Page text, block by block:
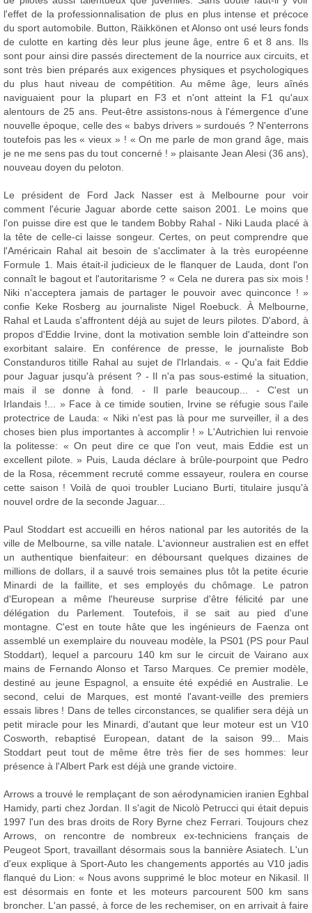
l'effet de la professionnalisation de plus en plus intense et précoce
du sport automobile. Button, Räikkönen et Alonso ont usé leurs fonds
de culotte en karting dès leur plus jeune âge, entre 6 et 8 ans. Ils
sont pour ainsi dire passés directement de la nourrice aux circuits, et
sont très bien préparés aux exigences physiques et psychologiques
du plus haut niveau de compétition. Au même âge, leurs aînés
naviguaient pour la plupart en F3 et n'ont atteint la F1 qu'aux
alentours de 25 ans. Peut-être assistons-nous à l'émergence d'une
nouvelle époque, celle des « babys drivers » surdoués ? N'enterrons
toutefois pas les « vieux » ! « On me parle de mon grand âge, mais
je ne me sens pas du tout concerné ! » plaisante Jean Alesi (36 ans),
nouveau doyen du peloton.
Le président de Ford Jack Nasser est à Melbourne pour voir
comment l'écurie Jaguar aborde cette saison 2001. Le moins que
l'on puisse dire est que le tandem Bobby Rahal - Niki Lauda placé à
la tête de celle-ci laisse songeur. Certes, on peut comprendre que
l'Américain Rahal ait besoin de s'acclimater à la très européenne
Formule 1. Mais était-il judicieux de le flanquer de Lauda, dont l'on
connaît le bagout et l'autoritarisme ? « Cela ne durera pas six mois !
Niki n'acceptera jamais de partager le pouvoir avec quinconce ! »
confie Keke Rosberg au journaliste Nigel Roebuck. À Melbourne,
Rahal et Lauda s'affrontent déjà au sujet de leurs pilotes. D'abord, à
propos d'Eddie Irvine, dont la motivation semble loin d'atteindre son
exorbitant salaire. En conférence de presse, le journaliste Bob
Constanduros titille Rahal au sujet de l'Irlandais. « - Qu'a fait Eddie
pour Jaguar jusqu'à présent ? - Il n'a pas sous-estimé la situation,
mais il se donne à fond. - Il parle beaucoup... - C'est un
Irlandais !... » Face à ce timide soutien, Irvine se réfugie sous l'aile
protectrice de Lauda: « Niki n'est pas là pour me surveiller, il a des
choses bien plus importantes à accomplir ! » L'Autrichien lui renvoie
la politesse: « On peut dire ce que l'on veut, mais Eddie est un
excellent pilote. » Puis, Lauda déclare à brûle-pourpoint que Pedro
de la Rosa, récemment recruté comme essayeur, roulera en course
cette saison ! Voilà de quoi troubler Luciano Burti, titulaire jusqu'à
nouvel ordre de la seconde Jaguar...
Paul Stoddart est accueilli en héros national par les autorités de la
ville de Melbourne, sa ville natale. L'avionneur australien est en effet
un authentique bienfaiteur: en déboursant quelques dizaines de
millions de dollars, il a sauvé trois semaines plus tôt la petite écurie
Minardi de la faillite, et ses employés du chômage. Le patron
d'European a même l'heureuse surprise d'être félicité par une
délégation du Parlement. Toutefois, il se sait au pied d'une
montagne. C'est en toute hâte que les ingénieurs de Faenza ont
assemblé un exemplaire du nouveau modèle, la PS01 (PS pour Paul
Stoddart), lequel a parcouru 140 km sur le circuit de Vairano aux
mains de Fernando Alonso et Tarso Marques. Ce premier modèle,
destiné au jeune Espagnol, a ensuite été expédié en Australie. Le
second, celui de Marques, est monté l'avant-veille des premiers
essais libres ! Dans de telles circonstances, se qualifier sera déjà un
petit miracle pour les Minardi, d'autant que leur moteur est un V10
Cosworth, rebaptisé European, datant de la saison 99... Mais
Stoddart peut tout de même être très fier de ses hommes: leur
présence à l'Albert Park est déjà une grande victoire.
Arrows a trouvé le remplaçant de son aérodynamicien iranien Eghbal
Hamidy, parti chez Jordan. Il s'agit de Nicolò Petrucci qui était depuis
1997 l'un des bras droits de Rory Byrne chez Ferrari. Toujours chez
Arrows, on rencontre de nombreux ex-techniciens français de
Peugeot Sport, travaillant désormais sous la bannière Asiatech. L'un
d'eux explique à Sport-Auto les changements apportés au V10 jadis
flanqué du Lion: « Nous avons supprimé le bloc moteur en Nikasil. Il
est désormais en fonte et les moteurs parcourent 500 km sans
broncher. L'an passé, à force de les rechemiser, on en arrivait à faire